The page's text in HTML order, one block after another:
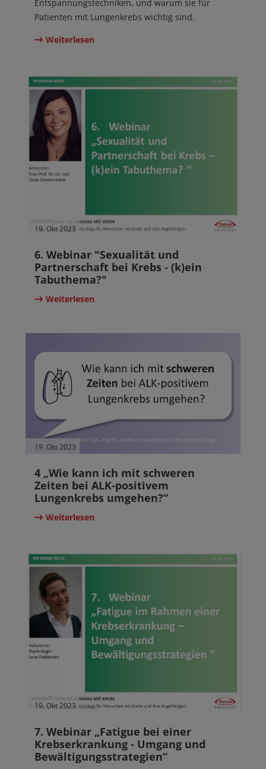
Entspannungstechniken, und warum sie für
Patienten mit Lungenkrebs wichtig sind.
Weiterlesen
19. Okt 2023
6. Webinar "Sexualität und
Partnerschaft bei Krebs - (k)ein
Tabuthema?"
Weiterlesen
19. Okt 2023
4 „Wie kann ich mit schweren
Zeiten bei ALK-positivem
Lungenkrebs umgehen?“
Weiterlesen
19. Okt 2023
7. Webinar „Fatigue bei einer
Krebserkrankung - Umgang und
Bewältigungsstrategien“